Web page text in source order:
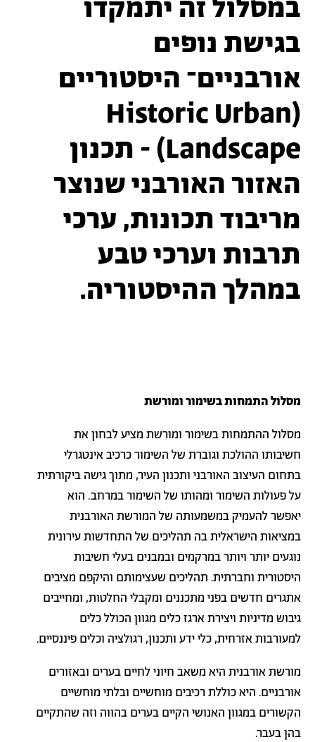
במסלול זה יתמקדו
בגישת נופים
אורבניים־ היסטוריים
(
Historic Urban
Landscape) - תכנון
האזור האורבני שנוצר
מריבוד תכונות, ערכי
תרבות וערכי טבע
במהלך ההיסטוריה.
מסלול התמחות בשימור ומורשת
מסלול ההתמחות בשימור ומורשת מציע לבחון את
חשיבותו ההולכת וגוברת של השימור כרכיב אינטגרלי
בתחום העיצוב האורבני ותכנון העיר, מתוך גישה ביקורתית
על פעולות השימור ומהותו של השימור במרחב. הוא
יאפשר להעמיק במשמעותה של המורשת האורבנית
במציאות הישראלית בה תהליכים של התחדשות עירונית
נוגעים יותר ויותר במרקמים ובמבנים בעלי חשיבות
היסטורית וחברתית. תהליכים שעצימותם והיקפם מציבים
אתגרים חדשים בפני מתכננים ומקבלי החלטות, ומחייבים
גיבוש מדיניות ויצירת ארגז כלים מגוון הכולל כלים
למעורבות אזרחית, כלי ידע ותכנון, רגולציה וכלים פיננסיים.
מורשת אורבנית היא משאב חיוני לחיים בערים ובאזורים
אורבניים. היא כוללת רכיבים מוחשיים ובלתי מוחשיים
הקשורים במגוון האנושי הקיים בערים בהווה וזה שהתקיים
בהן בעבר.